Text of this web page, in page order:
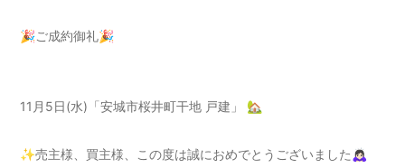
🎉ご成約御礼🎉
11月5日(水)「安城市桜井町干地 戸建」 🏡
✨売主様、買主様、この度は誠におめでとうございました🙇🏻‍♀️